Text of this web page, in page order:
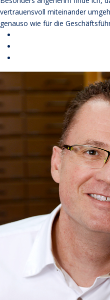
vertrauensvoll miteinander
genauso wie für die